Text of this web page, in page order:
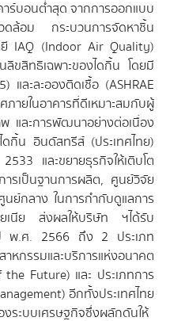
บอนต่ำสุด จากการออกแบบ
ดล้อม กระบวนการจัดหาชิ้น
ยี IAQ (Indoor Air Quality)
ขสิทธิเฉพาะของไดกิ้น โดยมี
ละละอองติดเชื้อ (ASHRAE
ายในอาคารที่ดีเหมาะสมกับผู้
และการพัฒนาอย่างต่อเนื่อง
น อินดัสทรีส์ (ประเทศไทย)
และขยายธุรกิจให้เติบโต
รเป็นฐานการผลิต, ศูนย์วิจัย
ย์กลาง ในการกำกับดูแลการ
ชียเนีย ส่งผลให้บริษัท ฯได้รับ
ปี พ.ศ. 2566 ถึง 2 ประเภท
รมและบริการแห่งอนาคต
Future) และ ประเภทการ
อีกทั้งประเทศไทย
ระบบเศรษฐกิจซึ่งผลักดันให้